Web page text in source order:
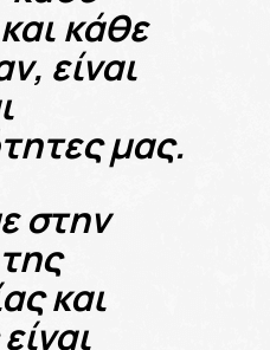
κάθε
είναι
μας.
στην
και